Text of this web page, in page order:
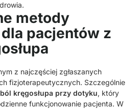
metody
pacjentów z
z najczęściej zgłaszanych
fizjoterapeutycznych. Szczególnie
ból kręgosłupa przy dotyku, który
funkcjonowanie pacjenta. W